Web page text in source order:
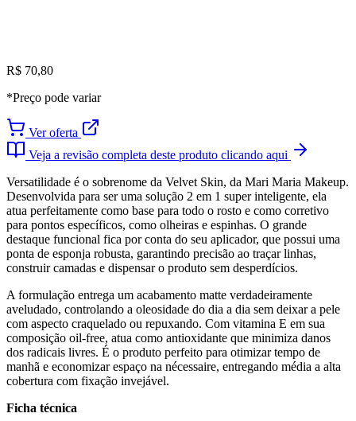
R$ 70,80
*Preço pode variar
Ver oferta
Veja a revisão completa deste produto clicando aqui
Versatilidade é o sobrenome da Velvet Skin, da Mari Maria Makeup.
Desenvolvida para ser uma solução 2 em 1 super inteligente, ela
atua perfeitamente como base para todo o rosto e como corretivo
para pontos específicos, como olheiras e espinhas. O grande
destaque funcional fica por conta do seu aplicador, que possui uma
ponta de esponja robusta, garantindo precisão ao traçar linhas,
construir camadas e dispensar o produto sem desperdícios.
A formulação entrega um acabamento matte verdadeiramente
aveludado, controlando a oleosidade do dia a dia sem deixar a pele
com aspecto craquelado ou repuxando. Com vitamina E em sua
composição oil-free, atua como antioxidante que minimiza danos
dos radicais livres. É o produto perfeito para otimizar tempo de
manhã e economizar espaço na nécessaire, entregando média a alta
cobertura com fixação invejável.
Ficha técnica